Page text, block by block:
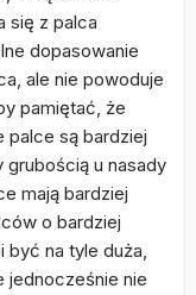
się z palca
dopasowanie
ale nie powoduje
pamiętać, że
palce są bardziej
u nasady
mają bardziej
o bardziej
być na tyle duża,
jednocześnie nie